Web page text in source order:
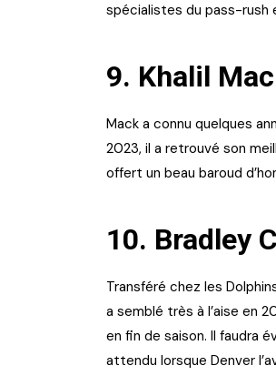
spécialistes du pass-rush
9. Khalil
Mack a connu quelques
2023, il a retrouvé son
offert un beau baroud
10. Bradley
Transféré chez les
a semblé très à l’aise en
en fin de saison. Il faudra
attendu lorsque Denver